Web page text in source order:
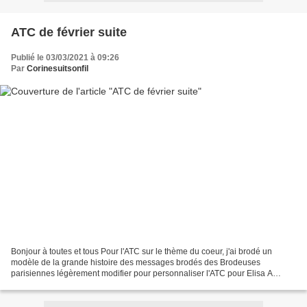
ATC de février suite
Publié le 03/03/2021 à 09:26
Par Corinesuitsonfil
Bonjour à toutes et tous Pour l'ATC sur le thème du coeur, j'ai brodé un
modèle de la grande histoire des messages brodés des Brodeuses
parisiennes légèrement modifier pour personnaliser l'ATC pour Elisa A